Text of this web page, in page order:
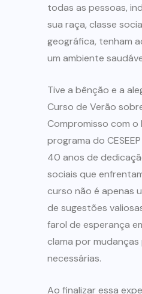
todas as pessoas,
sua raça, classe
geográfica, tenham
um ambiente
Tive a bênção e a
Curso de Verão
Compromisso com o
programa do
40 anos de
sociais que
curso não é apenas
de sugestões
farol de esperança
clama por
necessárias.
Ao finalizar essa